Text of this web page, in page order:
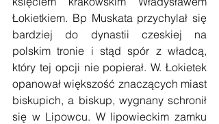
Łokietkiem. Bp Muskata przychylał się
bardziej do dynastii czeskiej na
polskim tronie i stąd spór z władcą,
który tej opcji nie popierał. W. Łokietek
opanował większość znaczących miast
biskupich, a biskup, wygnany schronił
się w Lipowcu. W lipowieckim zamku